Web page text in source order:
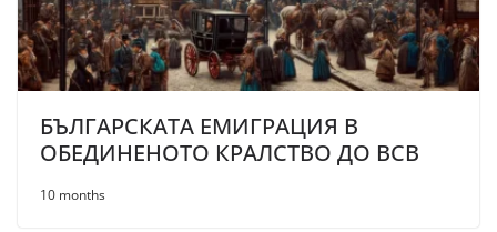
БЪЛГАРСКАТА ЕМИГРАЦИЯ В
ОБЕДИНЕНОТО КРАЛСТВО ДО ВСВ
10 months